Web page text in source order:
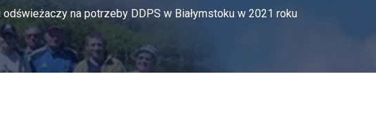
na potrzeby DDPS w Białymstoku w 2021 roku